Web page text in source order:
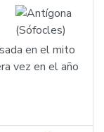
en el mito
vez en el año